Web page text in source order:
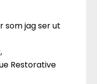
som jag ser ut
Restorative